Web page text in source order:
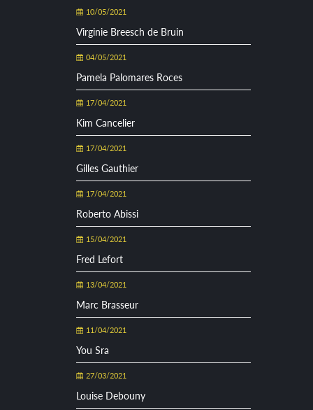
10/05/2021
Virginie Breesch de Bruin
04/05/2021
Pamela Palomares Roces
17/04/2021
Kim Cancelier
17/04/2021
Gilles Gauthier
17/04/2021
Roberto Abissi
15/04/2021
Fred Lefort
13/04/2021
Marc Brasseur
11/04/2021
You Sra
27/03/2021
Louise Debouny